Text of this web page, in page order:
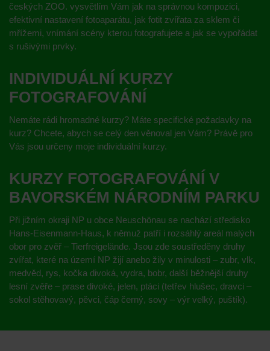
českých ZOO. vysvětlím Vám jak na správnou kompozici,
efektivní nastavení fotoaparátu, jak fotit zvířata za sklem či
mřížemi, vnímání scény kterou fotografujete a jak se vypořádat
s rušivými prvky.
INDIVIDUÁLNÍ KURZY
FOTOGRAFOVÁNÍ
Nemáte rádi hromadné kurzy? Máte specifické požadavky na
kurz? Chcete, abych se celý den věnoval jen Vám? Právě pro
Vás jsou určeny moje individuální kurzy.
KURZY FOTOGRAFOVÁNÍ V
BAVORSKÉM NÁRODNÍM PARKU
Při jižním okraji NP u obce Neuschönau se nachází středisko
Hans-Eisenmann-Haus, k němuž patří i rozsáhlý areál malých
obor pro zvěř – Tierfreigelände. Jsou zde soustředěny druhy
zvířat, které na území NP žijí anebo žily v minulosti – zubr, vlk,
medvěd, rys, kočka divoká, vydra, bobr, další běžnější druhy
lesní zvěře – prase divoké, jelen, ptáci (tetřev hlušec, dravci –
sokol stěhovavý, pěvci, čáp černý, sovy – výr velký, puštík).